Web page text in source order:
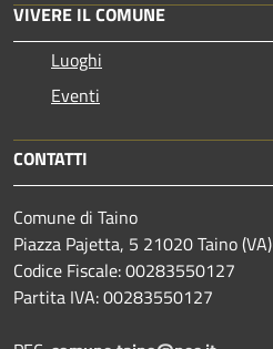
VIVERE IL COMUNE
Luoghi
Eventi
CONTATTI
Comune di Taino
Piazza Pajetta, 5 21020 Taino (VA)
Codice Fiscale: 00283550127
Partita IVA: 00283550127